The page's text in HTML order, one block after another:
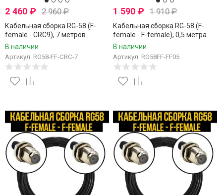
2 460 ₽ 2 960₽
Кабельная сборка RG-58 (F-
female - CRC9), 7 метров
В наличии
Артикул: RG58-FF-CRC-7
1 590₽ 1 910₽
Кабельная сборка RG-58 (F-
female - F-female), 0,5 метра
В наличии
Артикул: RG58FF-FF05